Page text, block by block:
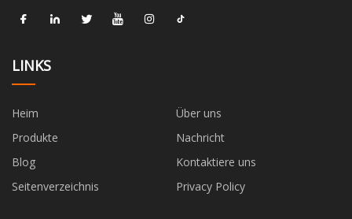
LINKS
Heim
Über uns
Produkte
Nachricht
Blog
Kontaktiere uns
Seitenverzeichnis
Privacy Policy